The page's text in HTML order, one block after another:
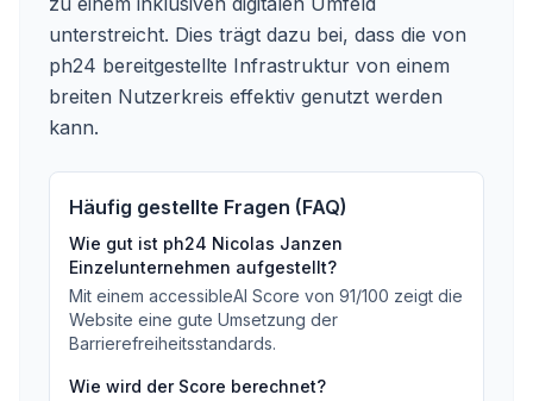
unterstreicht. Dies trägt dazu bei, dass die von
ph24 bereitgestellte Infrastruktur von einem
breiten Nutzerkreis effektiv genutzt werden
kann.
Häufig gestellte Fragen (FAQ)
Wie gut ist ph24 Nicolas Janzen
Einzelunternehmen aufgestellt?
Mit einem accessibleAI Score von 91/100 zeigt die
Website eine gute Umsetzung der
Barrierefreiheitsstandards.
Wie wird der Score berechnet?